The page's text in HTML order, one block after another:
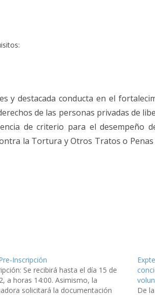
y destacada conducta en el
de las personas privadas de
de criterio para el desempeño
la Tortura y Otros Tratos o
Inscripción
Se recibirá hasta el día 15 de
a horas 14:00. Asimismo, la
solicitará la documentación
De